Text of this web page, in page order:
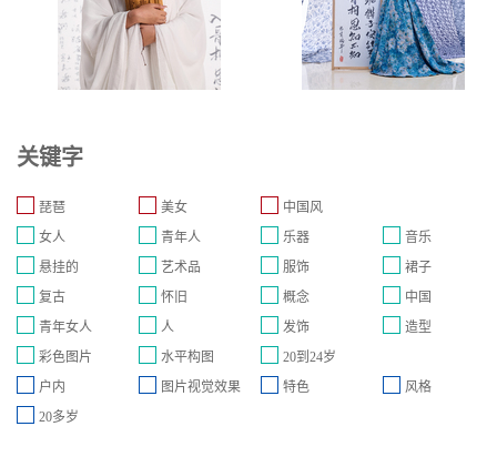
关键字
琵琶 美女
中国风
女人
青年人 乐器
音乐
悬挂的
艺术品 服饰
裙子
复古
怀旧 概念
中国
青年女人
人 发饰
造型
彩色图片
水平构图
20到24岁
户内
图片视觉效果 特色
风格
20多岁